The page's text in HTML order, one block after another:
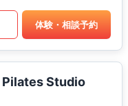
体験・相談予約
Pilates Studio